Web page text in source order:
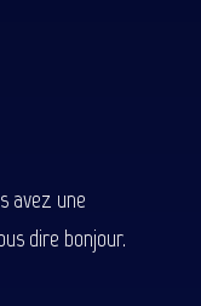
avez une
dire bonjour.